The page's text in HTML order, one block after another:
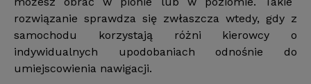
rozwiązanie sprawdza się zwłaszcza wtedy, gdy z
samochodu korzystają różni kierowcy o
indywidualnych upodobaniach odnośnie do
umiejscowienia nawigacji.